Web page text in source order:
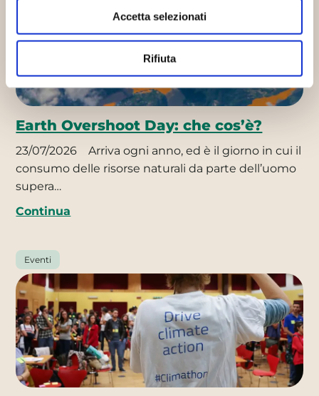
Accetta selezionati
Rifiuta
Earth Overshoot Day: che cos’è?
23/07/2026
Arriva ogni anno, ed è il giorno in cui il
consumo delle risorse naturali da parte dell’uomo
supera…
Continua
Eventi